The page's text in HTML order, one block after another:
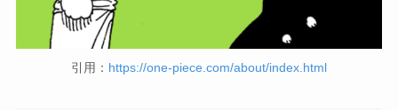
引用： https://one-piece.com/about/index.html